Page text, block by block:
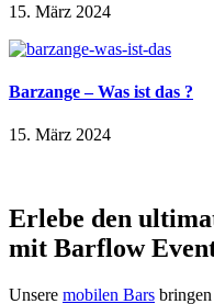
15. März 2024
Barzange – Was ist das ?
15. März 2024
Erlebe den
mit Barflow
Unsere mobilen Bars